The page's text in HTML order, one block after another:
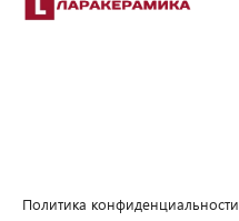
Политика конфиденциальности